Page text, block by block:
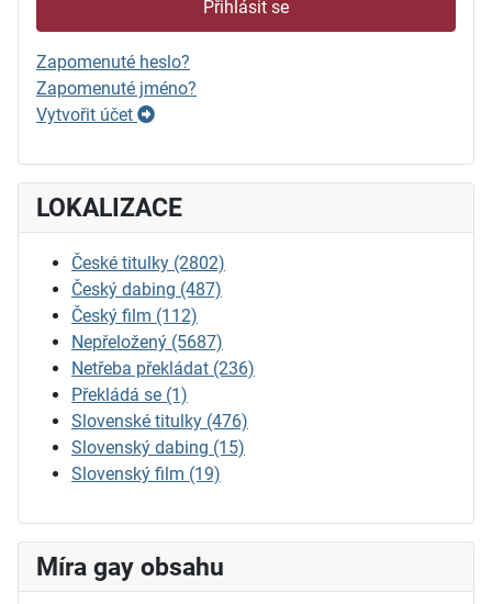
Přihlásit se
Zapomenuté heslo?
Zapomenuté jméno?
Vytvořit účet
LOKALIZACE
České titulky (2802)
Český dabing (487)
Český film (112)
Nepřeložený (5687)
Netřeba překládat (236)
Překládá se (1)
Slovenské titulky (476)
Slovenský dabing (15)
Slovenský film (19)
Míra gay obsahu